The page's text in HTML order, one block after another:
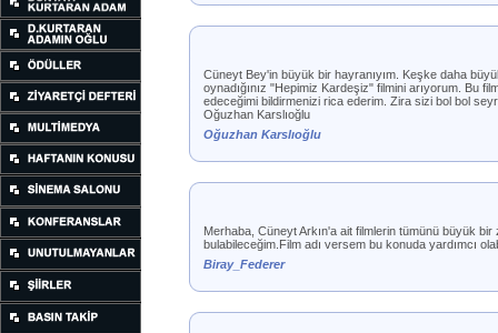
Cüneyt Bey'in büyük bir hayranıyım. Keşke daha
oynadığınız "Hepimiz Kardeşiz" filmini arıyorum. Bu
edeceğimi bildirmenizi rica ederim. Zira sizi bol bol
Oğuzhan Karslıoğlu
Oğuzhan Karslıoğlu
Merhaba, Cüneyt Arkın'a ait filmlerin tümünü büyük
bulabileceğim.Film adı versem bu konuda yardımcı
Biray_Federer